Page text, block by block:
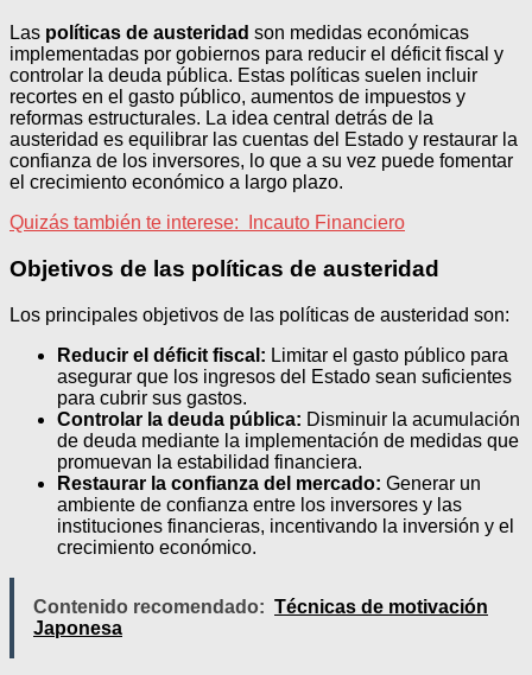
Las políticas de austeridad son medidas económicas
implementadas por gobiernos para reducir el déficit fiscal y
controlar la deuda pública. Estas políticas suelen incluir
recortes en el gasto público, aumentos de impuestos y
reformas estructurales. La idea central detrás de la
austeridad es equilibrar las cuentas del Estado y restaurar la
confianza de los inversores, lo que a su vez puede fomentar
el crecimiento económico a largo plazo.
Quizás también te interese:
Incauto Financiero
Objetivos de las políticas de austeridad
Los principales objetivos de las políticas de austeridad son:
Reducir el déficit fiscal: Limitar el gasto público para
asegurar que los ingresos del Estado sean suficientes
para cubrir sus gastos.
Controlar la deuda pública: Disminuir la acumulación
de deuda mediante la implementación de medidas que
promuevan la estabilidad financiera.
Restaurar la confianza del mercado: Generar un
ambiente de confianza entre los inversores y las
instituciones financieras, incentivando la inversión y el
crecimiento económico.
Contenido recomendado: Técnicas de motivación
Japonesa